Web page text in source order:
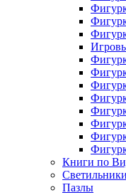
Книги по
Пазлы